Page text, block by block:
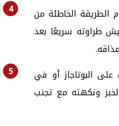
الطريقة الخاطئة من
طراوته سريعًا بعد
البوتاجاز أو في
ونكهته مع تجنب
4
5